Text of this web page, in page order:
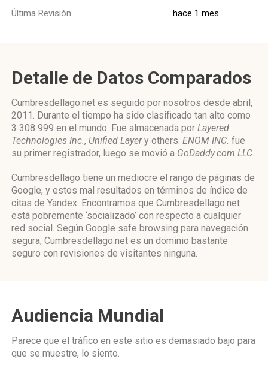
Última Revisión hace 1 mes
Detalle de Datos Comparados
Cumbresdellago.net es seguido por nosotros desde abril,
2011. Durante el tiempo ha sido clasificado tan alto como
3 308 999 en el mundo. Fue almacenada por Layered
Technologies Inc., Unified Layery others. ENOM INC. fue
su primer registrador, luego se movió a GoDaddy.com LLC.
Cumbresdellago tiene un mediocre el rango de páginas de
Google, y estos mal resultados en términos de índice de
citas de Yandex. Encontramos que Cumbresdellago.net
está pobremente ‘socializado’ con respecto a cualquier
red social. Según Google safe browsing para navegación
segura, Cumbresdellago.net es un dominio bastante
seguro con revisiones de visitantes ninguna.
Audiencia Mundial
Parece que el tráfico en este sitio es demasiado bajo para
que se muestre, lo siento.